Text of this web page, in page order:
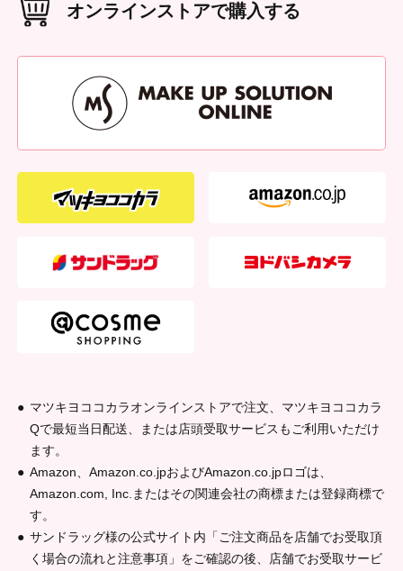
黒ずみ等の異常があらわれたときは使用を中止し、お問い合
に付着すると、変色や退色する場合がありますので、ご注意
ください。●ご使用後は容器の口部をきれいに拭きとってか
ら、しっかりキャップを閉めてください。●極端に高温又は
低温の場所、直射日光のあたる場所を避け、お子様やペット
の手の届かない所に保管してください。●可燃性火気厳禁。
本体重量 （g）
本体サイズ（W×D×H（mm））
W47 × D47 × H107
外装サイズ （W×D×H（mm））
成分
アセトン100％
原産国
製造販売元
株式会社シンワコーポレーション
4901604467366
オンラインストアで購入する
マツキヨココカラオンラインストアで注文、マツキヨココカラ
Qで最短当日配送、または店頭受取サービスもご利用いただけ
ます。
Amazon、Amazon.co.jpおよびAmazon.co.jpロゴは、
Amazon.com, Inc.またはその関連会社の商標または登録商標で
す。
サンドラッグ様の公式サイト内「ご注文商品を店舗でお受取頂
く場合の流れと注意事項」をご確認の後、店舗でお受取サービ